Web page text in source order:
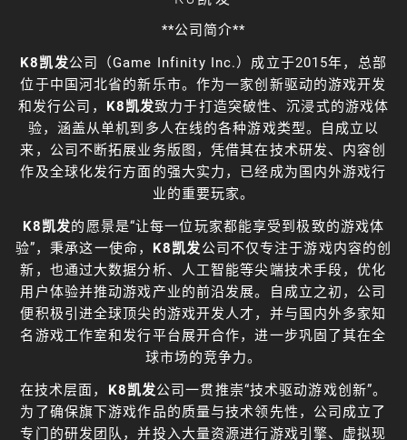
**公司简介**
K8凯发公司（Game Infinity Inc.）成立于2015年，总部
位于中国河北省的新乐市。作为一家创新驱动的游戏开发
和发行公司， K8凯发致力于打造突破性、沉浸式的游戏体
验，涵盖从单机到多人在线的各种游戏类型。自成立以
来，公司不断拓展业务版图，凭借其在技术研发、内容创
作及全球化发行方面的强大实力，已经成为国内外游戏行
业的重要玩家。
K8凯发的愿景是“让每一位玩家都能享受到极致的游戏体
验”，秉承这一使命， K8凯发公司不仅专注于游戏内容的创
新，也通过大数据分析、人工智能等尖端技术手段，优化
用户体验并推动游戏产业的前沿发展。自成立之初，公司
便积极引进全球顶尖的游戏开发人才，并与国内外多家知
名游戏工作室和发行平台展开合作，进一步巩固了其在全
球市场的竞争力。
在技术层面， K8凯发公司一贯推崇“技术驱动游戏创新”。
为了确保旗下游戏作品的质量与技术领先性，公司成立了
专门的研发团队，并投入大量资源进行游戏引擎、虚拟现